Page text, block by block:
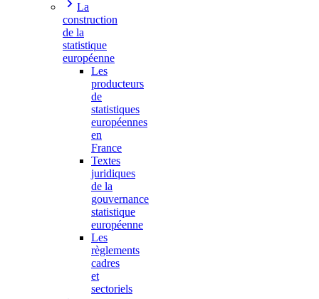
La
construction
de la
statistique
européenne
Les
producteurs
de
statistiques
européennes
en
France
Textes
juridiques
de la
gouvernance
statistique
européenne
Les
règlements
cadres
et
sectoriels